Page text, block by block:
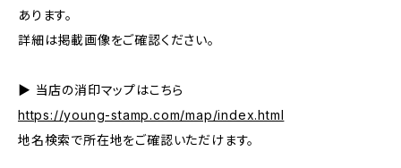
あります。
詳細は掲載画像をご確認ください。
▶ 当店の消印マップはこちら
https://young-stamp.com/map/index.html
地名検索で所在地をご確認いただけます。